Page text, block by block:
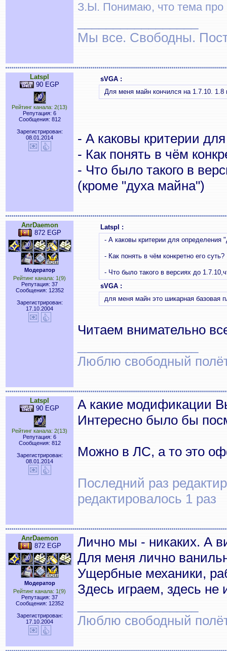
З.Ы. Понимаю, что тема про
Мы все. Свободны.
Latspl
90 EGP
Рейтинг канала: 2(13)
Репутация: 6
Сообщения: 812
Зарегистрирован:
08.01.2014
sVGA :
Для меня майн кончился на 1.7.10.
- А каковы критерии
- Как понять в чём
- Что было такого в
(кроме "духа майна")
AnrDaemon
872 EGP
Модератор
Рейтинг канала: 1(9)
Репутация: 37
Сообщения: 12352
Зарегистрирован:
17.10.2004
Latspl :
- А каковы критерии для определения
- Как понять в чём конкретно его суть?
- Что было такого в версиях до
sVGA :
для меня майн это шикарная базовая
Читаем внимательно
Люблю свободный
Latspl
90 EGP
Рейтинг канала: 2(13)
Репутация: 6
Сообщения: 812
Зарегистрирован:
08.01.2014
А какие модификации
Интересно было бы
Можно в ЛС, а то это
Последний раз
редактировалось 1 раз
AnrDaemon
872 EGP
Модератор
Рейтинг канала: 1(9)
Репутация: 37
Сообщения: 12352
Зарегистрирован:
17.10.2004
Лично мы - никаких. А
Для меня лично
Ущербные механики,
Здесь играем, здесь
Люблю свободный